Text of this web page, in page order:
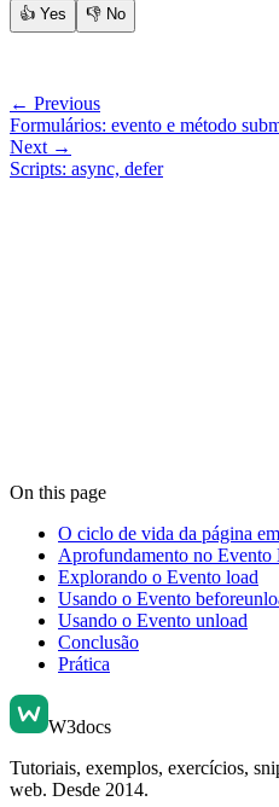
👍 Yes 👎 No
← Previous
Formulários: evento e método
Next →
Scripts: async, defer
On this page
O ciclo de vida da página
Aprofundamento no
Explorando o Evento load
Usando o Evento
Usando o Evento unload
Conclusão
Prática
W3docs
Tutoriais, exemplos, exercícios,
web. Desde 2014.